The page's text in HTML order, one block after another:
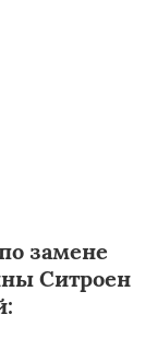
замене
Ситроен